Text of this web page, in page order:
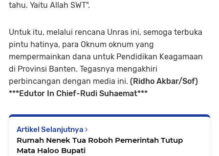
tahu. Yaitu Allah SWT".
Untuk itu, melalui rencana Unras ini, semoga terbuka
pintu hatinya, para Oknum oknum yang
mempermainkan dana untuk Pendidikan Keagamaan
di Provinsi Banten. Tegasnya mengakhiri
perbincangan dengan media ini. (Ridho Akbar/Sof)
***Edutor In Chief-Rudi Suhaemat***
Artikel Selanjutnya
Rumah Nenek Tua Roboh Pemerintah Tutup
Mata Haloo Bupati